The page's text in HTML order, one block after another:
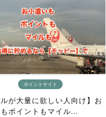
ポイントサイト
ルが大量に欲しい人向け】お
ポイントもマイル...